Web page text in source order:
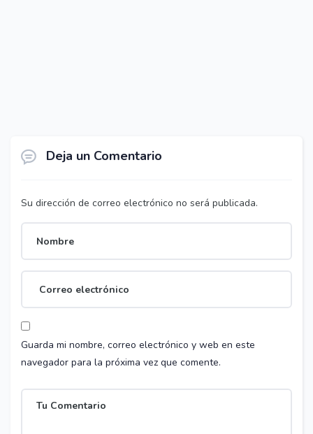
Deja un Comentario
Su dirección de correo electrónico no será publicada.
Guarda mi nombre, correo electrónico y web en este
navegador para la próxima vez que comente.